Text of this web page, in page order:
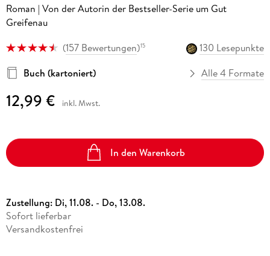
Roman | Von der Autorin der Bestseller-Serie um Gut
Greifenau
(157 Bewertungen)15
130 Lesepunkte
Buch (kartoniert)
Alle 4 Formate
12,99 € inkl. Mwst.
In den Warenkorb
Zustellung: Di, 11.08. - Do, 13.08.
Sofort lieferbar
Versandkostenfrei